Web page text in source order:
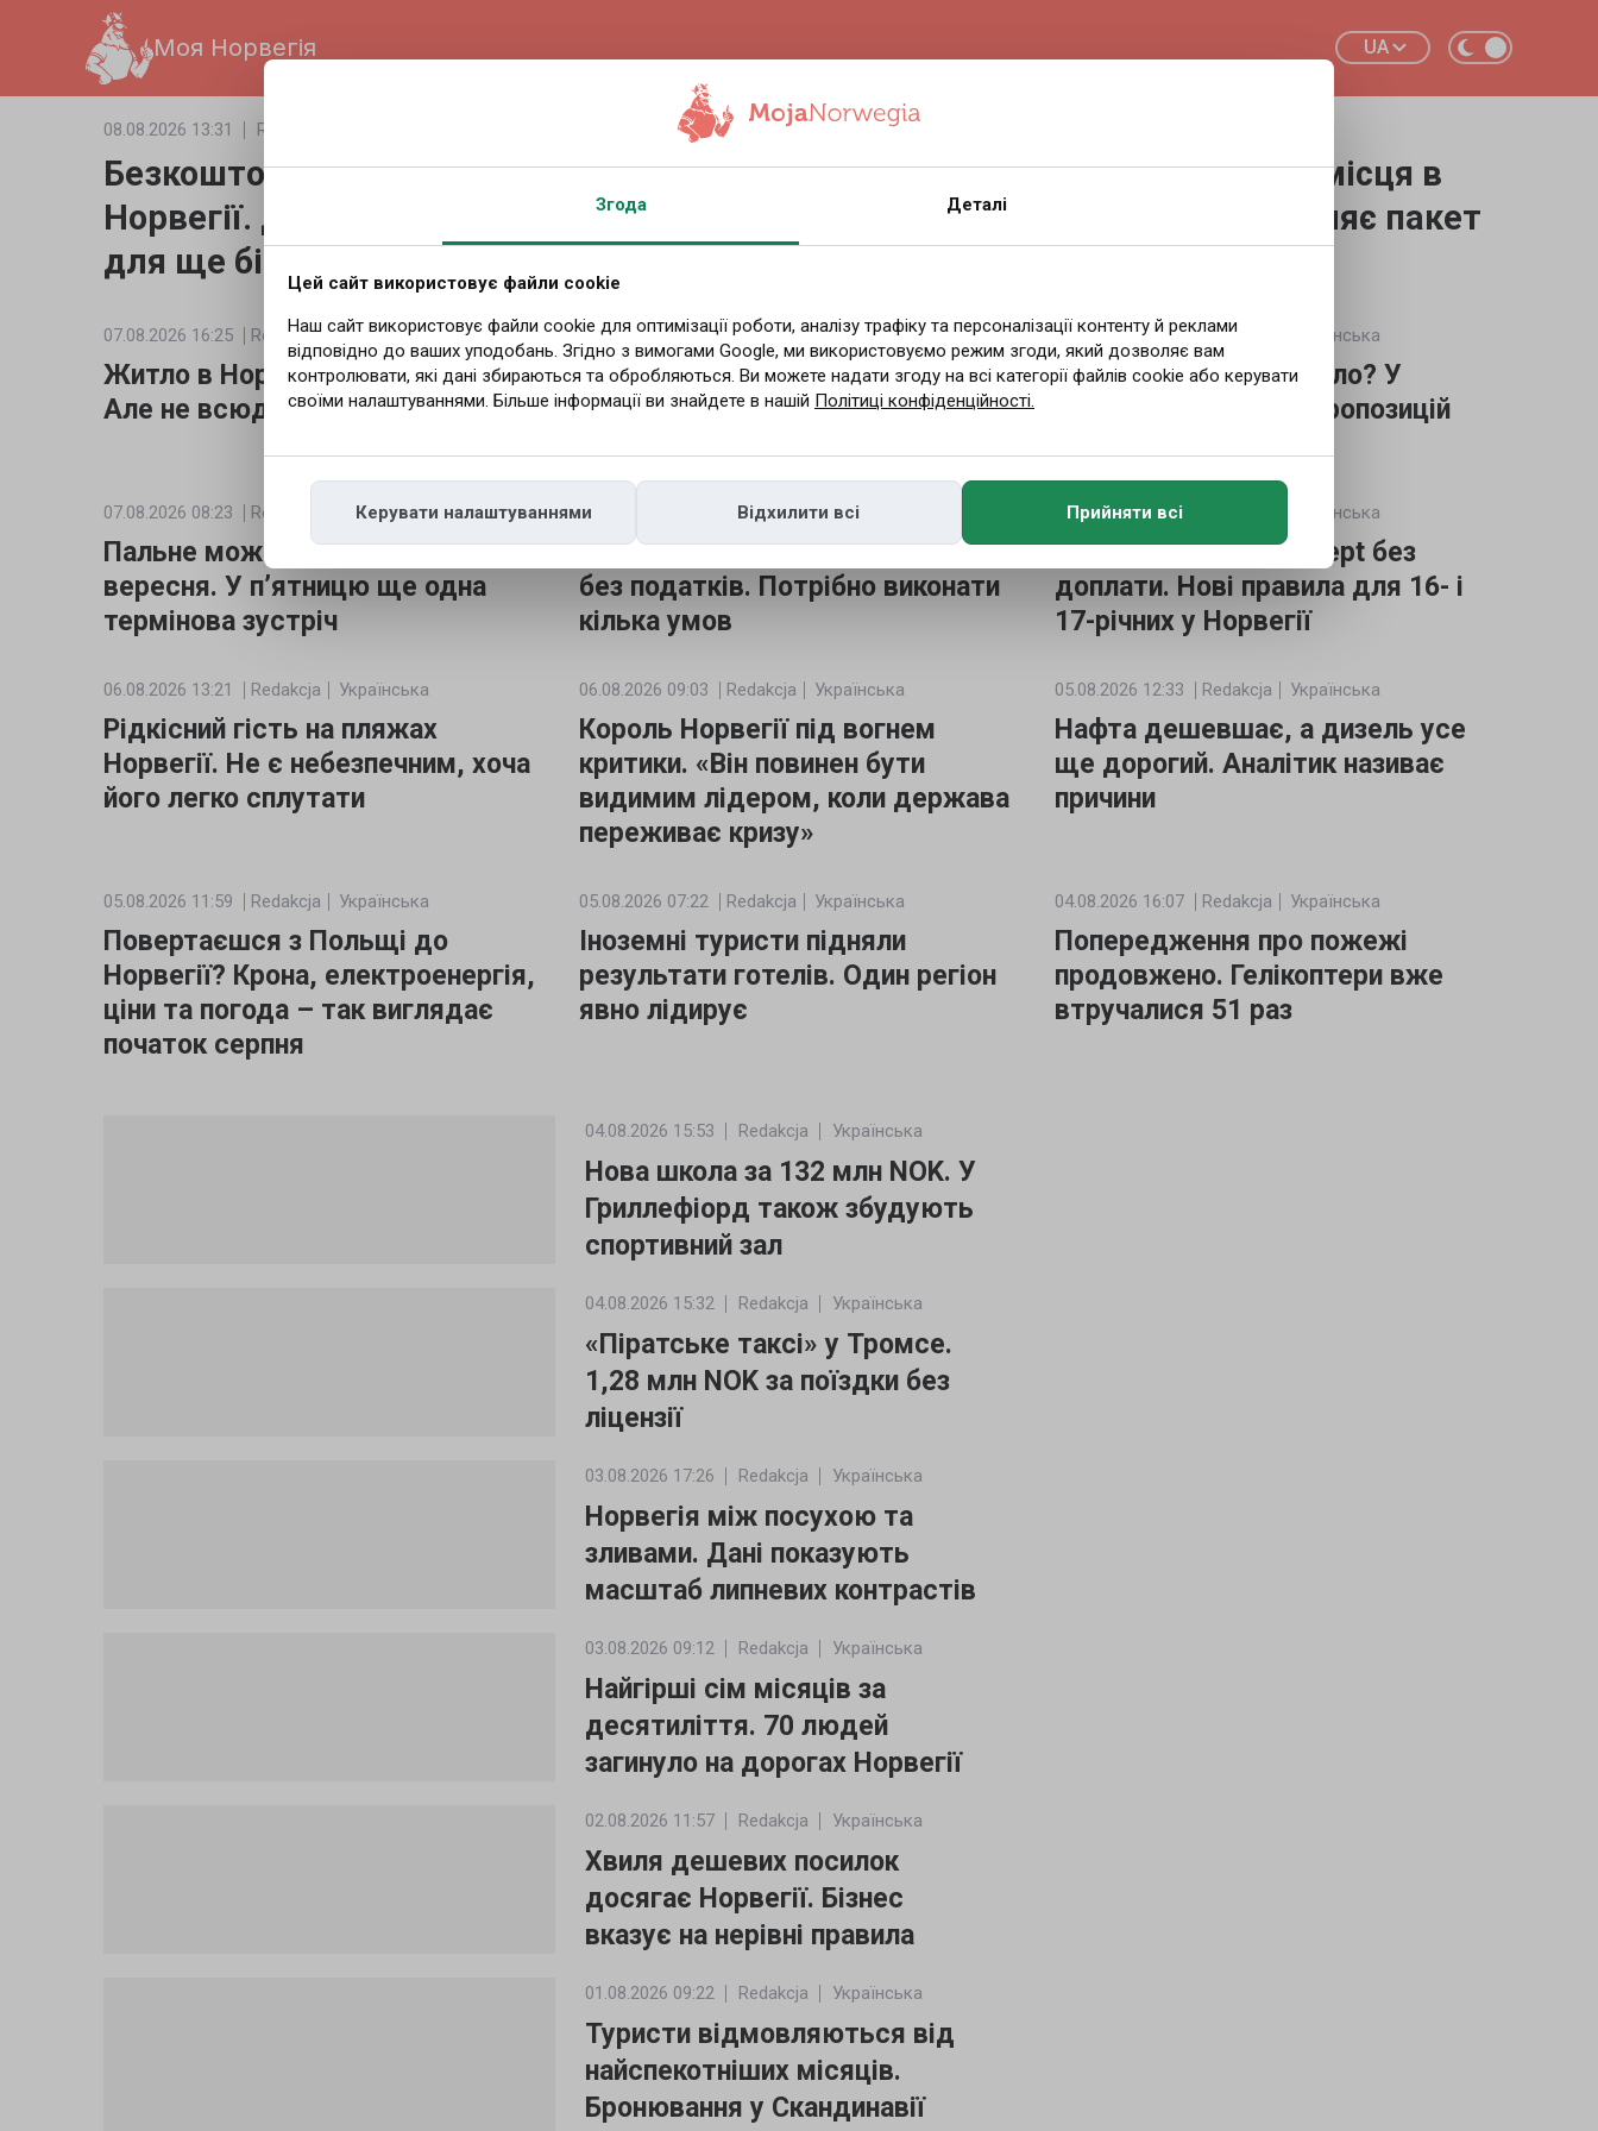
Моя Норвегія UA
08.08.2026 13:31 Redakcja
Безкоштовна група продовженого дня в
Норвегії. Держава профінансує заняття
для ще більшої кількості дітей
08.08.2026 09:11
У Норвегії починає бракувати місця в
енергомережі. Уряд представляє пакет
07.08.2026 16:25 Redakcja Українська
Житло в Норвегії подешевшало.
Але не всюди
07.08.2026 16:13 Redakcja Українська
Страйку SAS у вихідні не буде.
Що це означає для рейсів до
07.08.2026 16:13 Redakcja Українська
Шукаєте роботу в Осло? У
будівництві менше пропозицій
07.08.2026 08:23 Redakcja Українська
Пальне може подорожчати з 1
вересня. У п’ятницю ще одна
термінова зустріч
06.08.2026 16:54 Redakcja Українська
Ви можете заробити 6 тисяч NOK
без податків. Потрібно виконати
кілька умов
06.08.2026 16:41 Українська
Лікар і ліки на blå resept без
доплати. Нові правила для 16- і
17-річних у Норвегії
06.08.2026 13:21 Redakcja Українська
Рідкісний гість на пляжах
Норвегії. Не є небезпечним, хоча
його легко сплутати
06.08.2026 09:03 Redakcja Українська
Король Норвегії під вогнем
критики. «Він повинен бути
видимим лідером, коли держава
переживає кризу»
05.08.2026 12:33 Redakcja Українська
Нафта дешевшає, а дизель усе
ще дорогий. Аналітик називає
причини
05.08.2026 11:59 Redakcja Українська
Повертаєшся з Польщі до
Норвегії? Крона, електроенергія,
ціни та погода – так виглядає
початок серпня
05.08.2026 07:22 Redakcja Українська
Іноземні туристи підняли
результати готелів. Один регіон
явно лідирує
04.08.2026 16:07 Redakcja Українська
Попередження про пожежі
продовжено. Гелікоптери вже
втручалися 51 раз
04.08.2026 15:53 Redakcja Українська
Нова школа за 132 млн NOK. У
Гриллефіорд також збудують
спортивний зал
04.08.2026 15:32 Redakcja Українська
«Піратське таксі» у Тромсе.
1,28 млн NOK за поїздки без
ліцензії
03.08.2026 17:26 Redakcja Українська
Норвегія між посухою та
зливами. Дані показують
масштаб липневих контрастів
03.08.2026 09:12 Redakcja Українська
Найгірші сім місяців за
десятиліття. 70 людей
загинуло на дорогах Норвегії
02.08.2026 11:57 Redakcja Українська
Хвиля дешевих посилок
досягає Норвегії. Бізнес
вказує на нерівні правила
01.08.2026 09:22 Redakcja Українська
Туристи відмовляються від
найспекотніших місяців.
Бронювання у Скандинавії
Згода Деталі
Цей сайт використовує файли cookie
Наш сайт використовує файли cookie для оптимізації роботи, аналізу трафіку та персоналізації контенту й реклами
відповідно до ваших уподобань. Згідно з вимогами Google, ми використовуємо режим згоди, який дозволяє вам
контролювати, які дані збираються та обробляються. Ви можете надати згоду на всі категорії файлів cookie або керувати
своїми налаштуваннями. Більше інформації ви знайдете в нашій Політиці конфіденційності.
Керувати налаштуваннями Відхилити всі Прийняти всі